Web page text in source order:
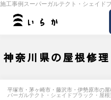
神奈川県の屋根修
平塚市・茅ヶ崎市・藤沢市・伊勢原市の
パーガルテクト・シェイドブラック・屋根